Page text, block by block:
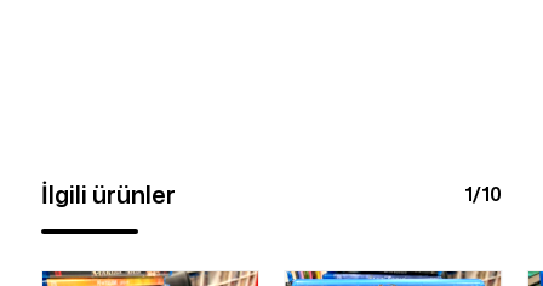
İlgili ürünler 1/10